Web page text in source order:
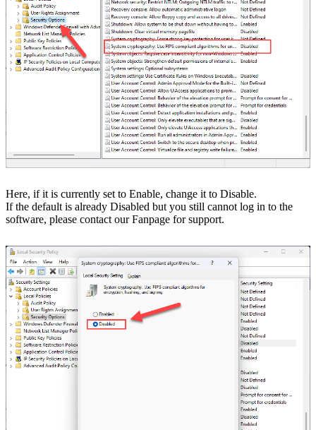
Here, if it is currently set to Enable, change it to Disable.
If the default is already Disabled but you still cannot log in to the
software, please contact our Fanpage for support.